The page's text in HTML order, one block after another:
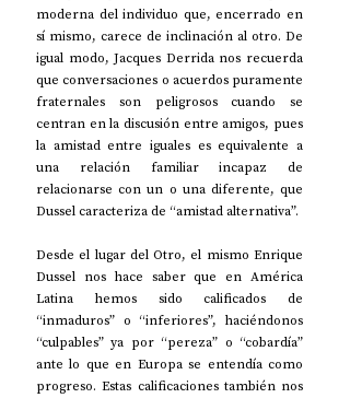
moderna del individuo que, encerrado en
sí mismo, carece de inclinación al otro. De
igual modo, Jacques Derrida nos recuerda
que conversaciones o acuerdos puramente
fraternales son peligrosos cuando se
centran en la discusión entre amigos, pues
la amistad entre iguales es equivalente a
una relación familiar incapaz de
relacionarse con un o una diferente, que
Dussel caracteriza de “amistad alternativa”.
Desde el lugar del Otro, el mismo Enrique
Dussel nos hace saber que en América
Latina hemos sido calificados de
“inmaduros” o “inferiores”, haciéndonos
“culpables” ya por “pereza” o “cobardía”
ante lo que en Europa se entendía como
progreso. Estas calificaciones también nos